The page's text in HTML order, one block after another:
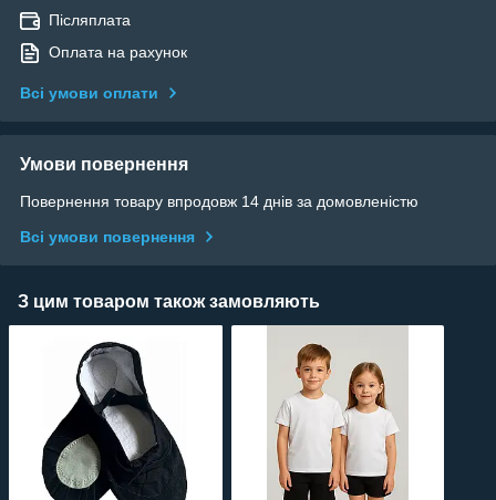
Післяплата
Оплата на рахунок
Всі умови оплати
Умови повернення
Повернення товару впродовж 14 днів за домовленістю
Всі умови повернення
З цим товаром також замовляють